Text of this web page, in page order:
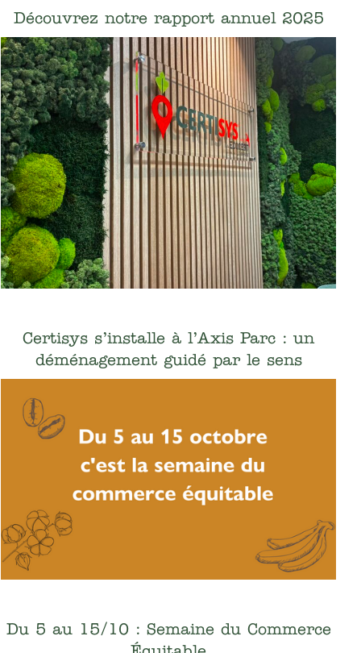
Découvrez notre rapport annuel 2025
Certisys s’installe à l’Axis Parc : un
déménagement guidé par le sens
Du 5 au 15/10 : Semaine du Commerce